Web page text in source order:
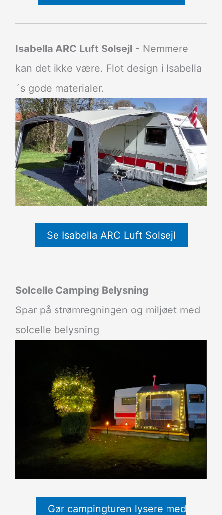
Isabella ARC Luft Solsejl- Nemmere
kan det ikke være. Flot design i Isabella
´s gode materialer.
Se Isabella ARC Luft Solsejl
Solcelle Camping Belysning
Spar på strømregningen og miljøet med
solcelle belysning
Gør campingturen lysere med